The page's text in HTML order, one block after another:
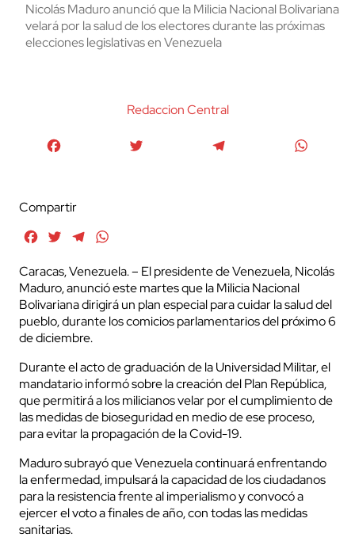
Nicolás Maduro anunció que la Milicia Nacional Bolivariana
velará por la salud de los electores durante las próximas
elecciones legislativas en Venezuela
Redaccion Central
Compartir
FacebookTwitterTelegram
Caracas, Venezuela. – El presidente de Venezuela, Nicolás
Maduro, anunció este martes que la Milicia Nacional
Bolivariana dirigirá un plan especial para cuidar la salud del
pueblo, durante los comicios parlamentarios del próximo 6
de diciembre.
Durante el acto de graduación de la Universidad Militar, el
mandatario informó sobre la creación del Plan República,
que permitirá a los milicianos velar por el cumplimiento de
las medidas de bioseguridad en medio de ese proceso,
para evitar la propagación de la Covid-19.
Maduro subrayó que Venezuela continuará enfrentando
la enfermedad, impulsará la capacidad de los ciudadanos
para la resistencia frente al imperialismo y convocó a
ejercer el voto a finales de año, con todas las medidas
sanitarias.